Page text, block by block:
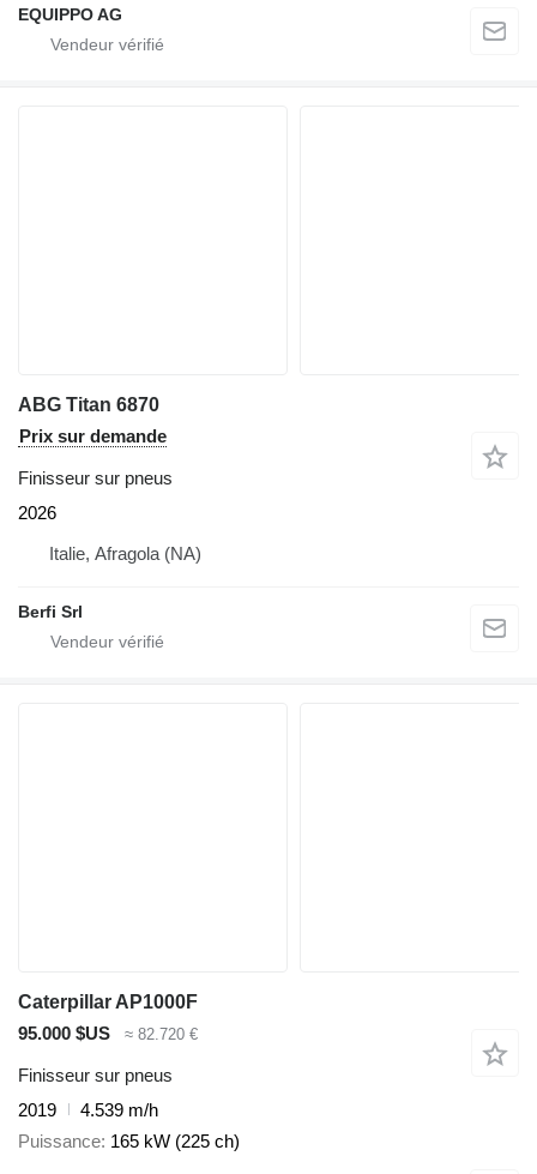
EQUIPPO AG
ABG Titan 6870
Prix sur demande
Finisseur sur pneus
2026
Italie, Afragola (NA)
Berfi Srl
Caterpillar AP1000F
95.000 $US
≈ 82.720 €
Finisseur sur pneus
2019
4.539 m/h
Puissance 165 kW (225 ch)